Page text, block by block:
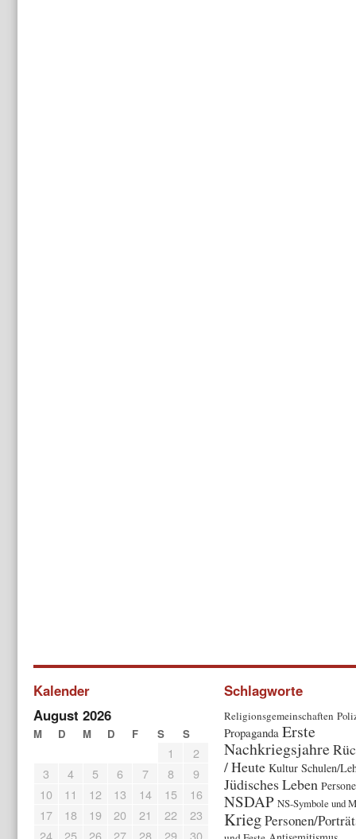
Kalender
August 2026
M D M D F S S
1
2
3
4 5 6 7 8
9
10
11 12 13 14 15
16
17
18 19 20 21 22
23
24
25 26 27 28 29
30
Schlagworte
Religionsgemeinschaften
Propaganda Erste
Nachkriegsjahre
/ Heute Kultur Schulen/
Jüdisches Leben
NSDAP NS-Symbole und
KriegPersonen/